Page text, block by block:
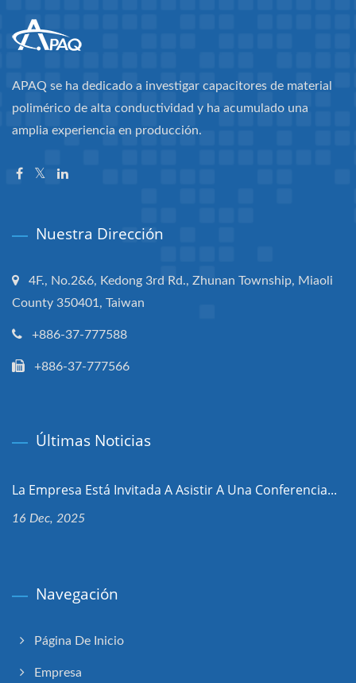
APAQ se ha dedicado a investigar capacitores de material
polimérico de alta conductividad y ha acumulado una
amplia experiencia en producción.
Nuestra Dirección
4F., No.2&6, Kedong 3rd Rd., Zhunan Township, Miaoli
County 350401, Taiwan
+886-37-777588
+886-37-777566
Últimas Noticias
La Empresa Está Invitada A Asistir A Una Conferencia...
16 Dec, 2025
Navegación
Página De Inicio
Empresa